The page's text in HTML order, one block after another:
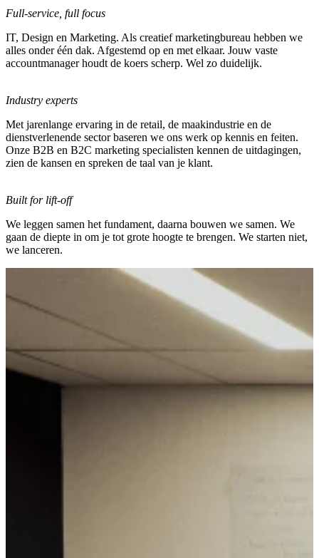
Full-service, full focus
IT, Design en Marketing. Als creatief marketingbureau hebben we
alles onder één dak. Afgestemd op en met elkaar. Jouw vaste
accountmanager houdt de koers scherp. Wel zo duidelijk.
Industry experts
Met jarenlange ervaring in de retail, de maakindustrie en de
dienstverlenende sector baseren we ons werk op kennis en feiten.
Onze B2B en B2C marketing specialisten kennen de uitdagingen,
zien de kansen en spreken de taal van je klant.
Built for lift-off
We leggen samen het fundament, daarna bouwen we samen. We
gaan de diepte in om je tot grote hoogte te brengen. We starten niet,
we lanceren.